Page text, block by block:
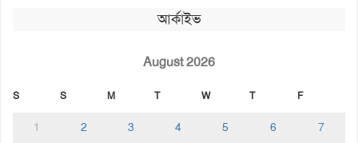
আর্কাইভ
August 2026
S S M T W T F
1 2 3 4 5 6
7